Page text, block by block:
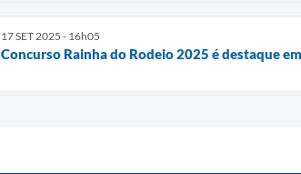
17 SET 2025 - 16h05
Concurso Rainha do Rodeio 2025 é destaque